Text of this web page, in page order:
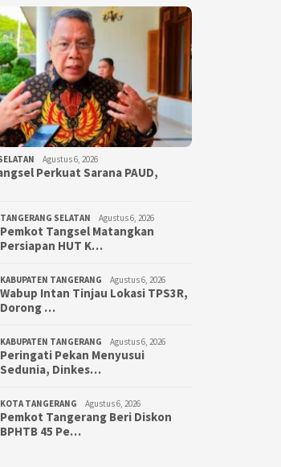
Agustus 6, 2026
Perkuat Sarana PAUD,
TANGERANG SELATAN Agustus 6, 2026
Pemkot Tangsel Matangkan
Persiapan HUT K…
KABUPATEN TANGERANG Agustus 6, 2026
Wabup Intan Tinjau Lokasi TPS3R,
Dorong …
KABUPATEN TANGERANG Agustus 6, 2026
Peringati Pekan Menyusui
Sedunia, Dinkes…
KOTA TANGERANG Agustus 6, 2026
Pemkot Tangerang Beri Diskon
BPHTB 45 Pe…